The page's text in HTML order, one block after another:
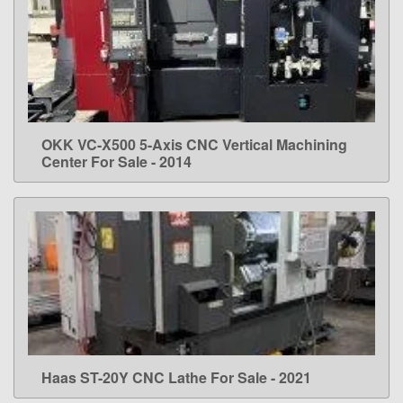
LEARN MORE
OKK VC-X500 5-Axis CNC Vertical Machining
Center For Sale - 2014
LEARN MORE
Haas ST-20Y CNC Lathe For Sale - 2021